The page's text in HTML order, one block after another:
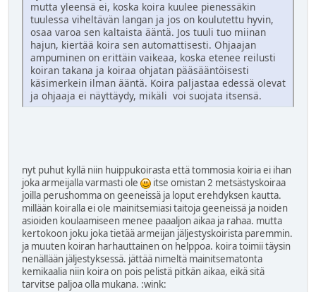
mutta yleensä ei, koska koira kuulee pienessäkin
tuulessa viheltävän langan ja jos on koulutettu hyvin,
osaa varoa sen kaltaista ääntä. Jos tuuli tuo miinan
hajun, kiertää koira sen automattisesti. Ohjaajan
ampuminen on erittäin vaikeaa, koska etenee reilusti
koiran takana ja koiraa ohjatan pääsääntöisesti
käsimerkein ilman ääntä. Koira paljastaa edessä olevat
ja ohjaaja ei näyttäydy, mikäli voi suojata itsensä.
nyt puhut kyllä niin huippukoirasta että tommosia koiria ei ihan
joka armeijalla varmasti ole
itse omistan 2 metsästyskoiraa
joilla perushomma on geeneissä ja loput erehdyksen kautta.
millään koiralla ei ole mainitsemiasi taitoja geeneissä ja noiden
asioiden koulaamiseen menee paaaljon aikaa ja rahaa. mutta
kertokoon joku joka tietää armeijan jäljestyskoirista paremmin.
ja muuten koiran harhauttainen on helppoa. koira toimii täysin
nenällään jäljestyksessä. jättää nimeltä mainitsematonta
kemikaalia niin koira on pois pelistä pitkän aikaa, eikä sitä
tarvitse paljoa olla mukana. :wink: